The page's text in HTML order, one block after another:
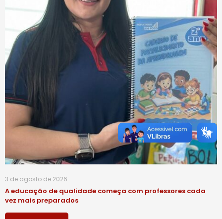
3 de agosto de 2026
A educação de qualidade começa com professores cada
vez mais preparados